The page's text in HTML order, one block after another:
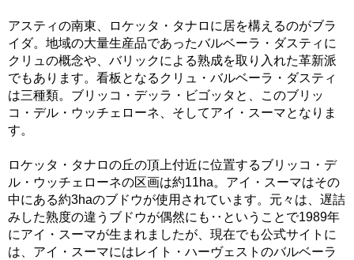
アスティの南東、ロケッタ・タナロに居を構えるのがブラ
イダ。地域の大量生産品であったバルベーラ・ダスティに
クリュの概念や、バリックによる熟成を取り入れた革新派
でもあります。看板となるクリュ・バルベーラ・ダスティ
は三種類。ブリッコ・デッラ・ビゴッタと、このブリッ
コ・デル・ウッチェローネ、そしてアイ・スーマとなりま
す。
ロケッタ・タナロの丘の頂上付近に位置するブリッコ・デ
ル・ウッチェローネの区画は約11ha。アイ・スーマはその
中にある約3haのブドウが使用されています。元々は、遅詰
みした熟度の違うブドウが偶然にも‥ということで1989年
にアイ・スーマが生まれましたが、現在でも公式サイトに
は、アイ・スーマにはレイト・ハーヴェストのバルベーラ